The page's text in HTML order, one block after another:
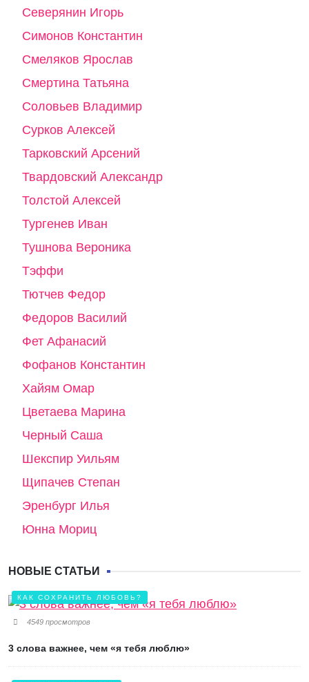
Северянин Игорь
Симонов Константин
Смеляков Ярослав
Смертина Татьяна
Соловьев Владимир
Сурков Алексей
Тарковский Арсений
Твардовский Александр
Толстой Алексей
Тургенев Иван
Тушнова Вероника
Тэффи
Тютчев Федор
Федоров Василий
Фет Афанасий
Фофанов Константин
Хайям Омар
Цветаева Марина
Черный Саша
Шекспир Уильям
Щипачев Степан
Эренбург Илья
Юнна Мориц
НОВЫЕ СТАТЬИ
КАК СОХРАНИТЬ ЛЮБОВЬ?
4549 просмотров
3 слова важнее, чем «я тебя люблю»